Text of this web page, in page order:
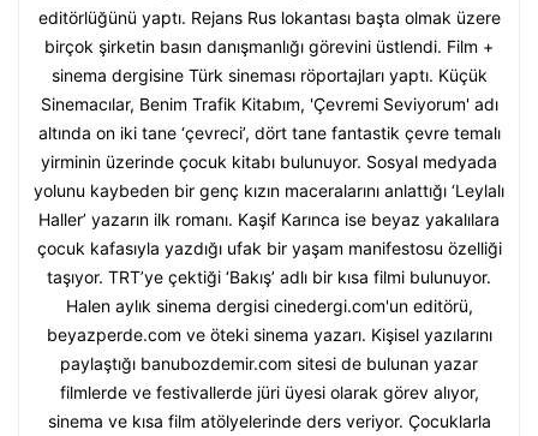
editörlüğünü yaptı. Rejans Rus lokantası başta olmak üzere
birçok şirketin basın danışmanlığı görevini üstlendi. Film +
sinema dergisine Türk sineması röportajları yaptı. Küçük
Sinemacılar, Benim Trafik Kitabım, 'Çevremi Seviyorum' adı
altında on iki tane ‘çevreci’, dört tane fantastik çevre temalı
yirminin üzerinde çocuk kitabı bulunuyor. Sosyal medyada
yolunu kaybeden bir genç kızın maceralarını anlattığı ‘Leylalı
Haller’ yazarın ilk romanı. Kaşif Karınca ise beyaz yakalılara
çocuk kafasıyla yazdığı ufak bir yaşam manifestosu özelliği
taşıyor. TRT’ye çektiği ‘Bakış’ adlı bir kısa filmi bulunuyor.
Halen aylık sinema dergisi cinedergi.com'un editörü,
beyazperde.com ve öteki sinema yazarı. Kişisel yazılarını
paylaştığı banubozdemir.com sitesi de bulunan yazar
filmlerde ve festivallerde jüri üyesi olarak görev alıyor,
sinema ve kısa film atölyelerinde ders veriyor. Çocuklarla